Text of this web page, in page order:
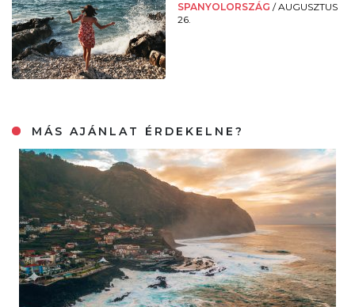
SPANYOLORSZÁG /AUGUSZTUS
26.
MÁS AJÁNLAT ÉRDEKELNE?